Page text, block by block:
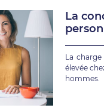
La
cadres
La
élevée
hommes.